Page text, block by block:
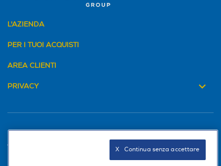
L'AZIENDA
PER I TUOI ACQUISTI
AREA CLIENTI
PRIVACY
Trova negozio X   Continua senza accettare